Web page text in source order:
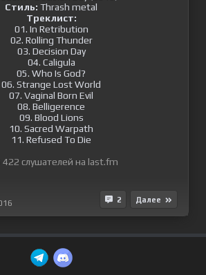
Стиль: Thrash metal
Треклист:
01. In Retribution
02. Rolling Thunder
03. Decision Day
04. Caligula
05. Who Is God?
06. Strange Lost World
07. Vaginal Born Evil
08. Belligerence
09. Blood Lions
10. Sacred Warpath
11. Refused To Die
422 слушателей на last.fm
2 Далее